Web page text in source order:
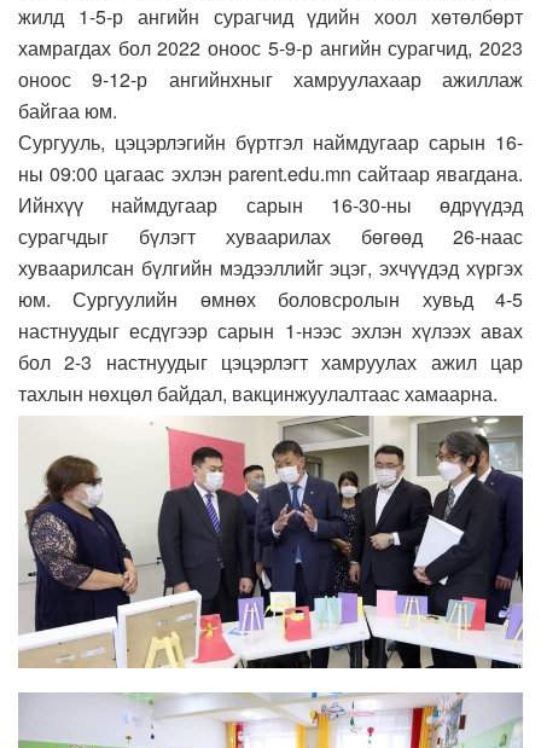
жилд 1-5-р ангийн сурагчид үдийн хоол хөтөлбөрт
хамрагдах бол 2022 оноос 5-9-р ангийн сурагчид, 2023
оноос 9-12-р ангийнхныг хамруулахаар ажиллаж
байгаа юм.
Сургууль, цэцэрлэгийн бүртгэл наймдугаар сарын 16-
ны 09:00 цагаас эхлэн parent.edu.mn сайтаар явагдана.
Ийнхүү наймдугаар сарын 16-30-ны өдрүүдэд
сурагчдыг бүлэгт хуваарилах бөгөөд 26-наас
хуваарилсан бүлгийн мэдээллийг эцэг, эхчүүдэд хүргэх
юм. Сургуулийн өмнөх боловсролын хувьд 4-5
настнуудыг есдүгээр сарын 1-нээс эхлэн хүлээх авах
бол 2-3 настнуудыг цэцэрлэгт хамруулах ажил цар
тахлын нөхцөл байдал, вакцинжуулалтаас хамаарна.